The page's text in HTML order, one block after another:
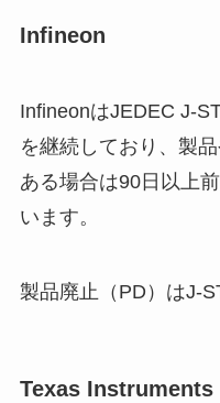
Infineon
InfineonはJEDEC J-
を継続しており、製
ある場合は90日以上
います。
製品廃止（PD）はJ-
Texas Instruments